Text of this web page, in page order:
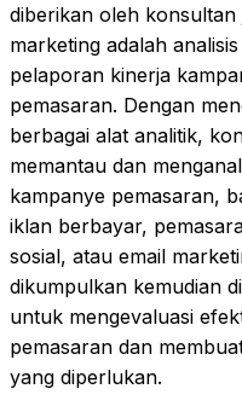
diberikan oleh konsultan
marketing adalah
pelaporan kinerja
pemasaran. Dengan
berbagai alat analitik,
memantau dan
kampanye pemasaran,
iklan berbayar,
sosial, atau email
dikumpulkan kemudian
untuk mengevaluasi
pemasaran dan
yang diperlukan.